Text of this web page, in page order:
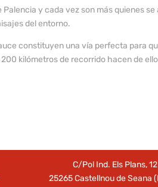
y cada vez son más quienes
del entorno.
constituyen una vía perfecta para
kilómetros de recorrido hacen de
C/Pol Ind. Els Plans, 12
25265 Castellnou de Seana